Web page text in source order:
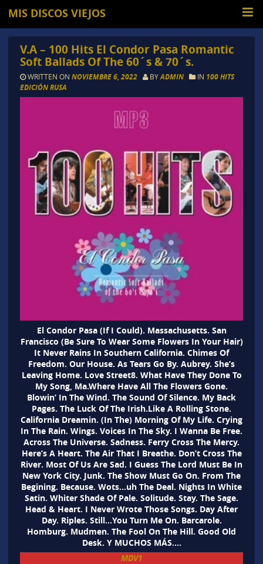
MIS DISCOS VIEJOS
V.A – 100 Hits El Condor Pasa Romantic
Soft Ballads Of The 60´s & 70´s.
WRITTEN ON NOVIEMBRE 6, 2022 BYADMIN IN 100 HITS
EDICIÓN RUSA
El Condor Pasa (If I Could). Massachusetts. San
Francisco (Be Sure To Wear Some Flowers In Your Hair)
It Never Rains In Southern California. Chimes Of
Freedom. Our House. As Tears Go By. Aubrey. She’s
Leaving Home. Love Street8. What Have They Done To
My Song, Ma.Where Have All The Flowers Gone.
Blowin’ In The Wind. The Sound Of Silence. My Back
Pages. The Luck Of The Irish.Like A Rolling Stone.
California Dreamin. (In The) Morning Of My Life. Crying
In The Rain. Wings. Voices In The Sky. I Wanna Be Free.
Across The Universe. Sadness. Ferry Cross The Mercy.
Here’s A Heart. The Air That I Breathe. Don’t Cross The
River. Most Of Us Are Sad. I Guess The Lord Must Be In
New York City. Junk. The Show Must Go On. From The
Begining. Because. Wots…uh The Deal. Nights In White
Satin. Whiter Shade Of Pale. Solitude. Stay. The Sage.
Head & Heart. I Never Wrote Those Songs. Day After
Day. Riples. Still…You Turn Me On. Barcarole.
Homburg. Mudmen. The Fool On The Hill. Good Old
Desk. Y MUCHOS MÁS….
MDV1